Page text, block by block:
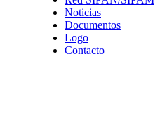
Noticias
Documentos
Logo
Contacto